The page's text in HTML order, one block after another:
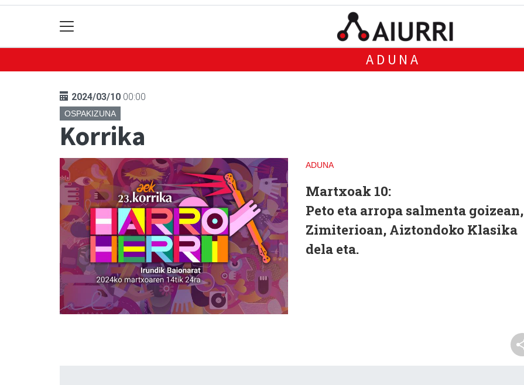
ADUNA
2024/03/10 00:00
OSPAKIZUNA
Korrika
ADUNA
Martxoak 10:
Peto eta arropa salmenta goizean,
Zimiterioan, Aiztondoko Klasika
dela eta.